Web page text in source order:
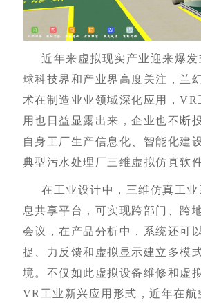
近年来虚拟现实产业迎来爆发
球科技界和产业界高度关注，兰
术在制造业业领域深化应用，VR
用也日益显露出来，企业也不断
自身工厂生产信息化、智能化建设
典型污水处理厂三维虚拟仿真软
在工业设计中，三维仿真工业
息共享平台，可实现跨部门、跨
会议，在产品分析中，系统还可
捉、力反馈和虚拟显示建立多模
境。不仅如此虚拟设备维修和虚
VR工业新兴应用形式，近年在航